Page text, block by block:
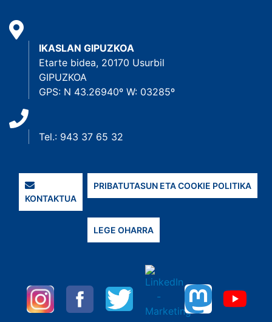
IKASLAN GIPUZKOA
Etarte bidea, 20170 Usurbil
GIPUZKOA
GPS: N 43.26940º W: 03285º
Tel.: 943 37 65 32
KONTAKTUA
PRIBATUTASUN ETA COOKIE POLITIKA
LEGE OHARRA